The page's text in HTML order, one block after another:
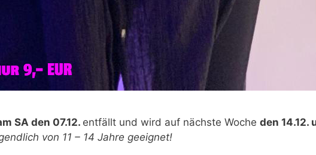
SA den 07.12. entfällt und wird auf nächste Woche den 14.12.
von 11 – 14 Jahre geeignet!